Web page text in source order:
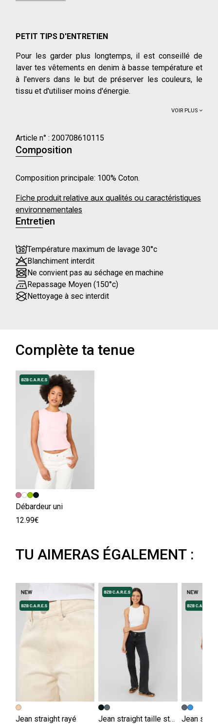
PETIT TIPS D'ENTRETIEN
Pour les garder plus longtemps, il est conseillé de
laver tes vêtements en denim à basse température et
à l'envers dans le but de préserver les couleurs, le
tissu et d'utiliser moins d'énergie.
VOIR PLUS
Article n° : 200708610115
Composition
Composition principale: 100% Coton.
Fiche produit relative aux qualités ou caractéristiques
environnementales
Entretien
Température maximum de lavage 30°c
Blanchiment interdit
Ne convient pas au séchage en machine
Repassage Moyen (150°c)
Nettoyage à sec interdit
Complète ta tenue
Débardeur uni
12.99€
TU AIMERAS ÉGALEMENT :
Jean straight rayé
Jean straight taille standard